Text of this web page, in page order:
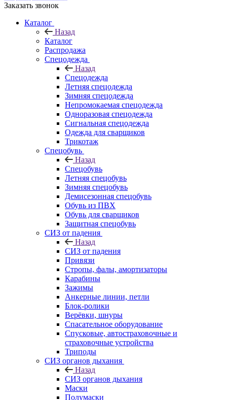
Заказать звонок
Каталог
Назад
Каталог
Распродажа
Спецодежда
Назад
Спецодежда
Летняя спецодежда
Зимняя спецодежда
Непромокаемая спецодежда
Одноразовая спецодежда
Сигнальная спецодежда
Одежда для сварщиков
Трикотаж
Спецобувь
Назад
Спецобувь
Летняя спецобувь
Зимняя спецобувь
Демисезонная спецобувь
Обувь из ПВХ
Обувь для сварщиков
Защитная спецобувь
СИЗ от падения
Назад
СИЗ от падения
Привязи
Стропы, фалы, амортизаторы
Карабины
Зажимы
Анкерные линии, петли
Блок-ролики
Верёвки, шнуры
Спасательное оборудование
Спусковые, автостраховочные и
страховочные устройства
Триподы
СИЗ органов дыхания
Назад
СИЗ органов дыхания
Маски
Полумаски